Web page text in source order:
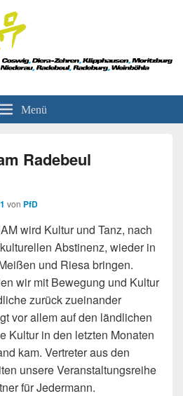
Demokratie
Menü
Radebeul
von PfD
wird Kultur und Tanz, nach
Abstinenz, wieder in
und Riesa bringen.
wir mit Bewegung und Kultur
zurück zueinander
vor allem auf den ländlichen
Kultur in den letzten Monaten
kam. Vertreter aus den
unsere Veranstaltungsreihe
für Jedermann.